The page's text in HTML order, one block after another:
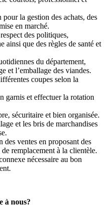
la gestion des achats, des
en marché.
des politiques,
ainsi que des règles de santé et
du département,
et l’emballage des viandes.
coupes selon la
garnis et effectuer la rotation
sécuritaire et bien organisée.
et les bris de marchandises
des ventes en proposant des
remplacement à la clientèle.
nécessaire au bon
à nous?